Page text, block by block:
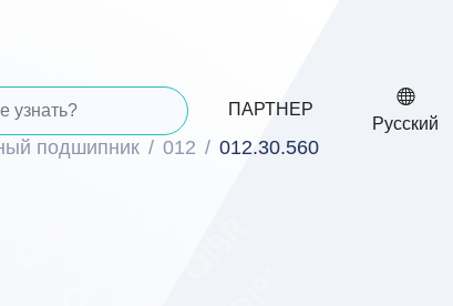
ПАРТНЕР
Русский
подшипник 012 012.30.560